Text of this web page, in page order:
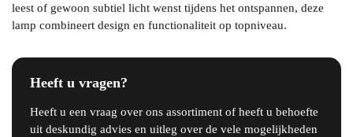
leest of gewoon subtiel licht wenst tijdens het ontspannen, deze
lamp combineert design en functionaliteit op topniveau.
Heeft u vragen?
Heeft u een vraag over ons assortiment of heeft u behoefte
uit deskundig advies en uitleg over de vele mogelijkheden